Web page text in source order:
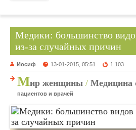
Медики: большинство
из-за случайных причин
Иосиф 13-01-2015, 05:51 1 103
Мир женщины / Медицина
пациентов и врачей